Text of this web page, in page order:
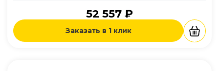
52 557 ₽
Заказать в 1 клик